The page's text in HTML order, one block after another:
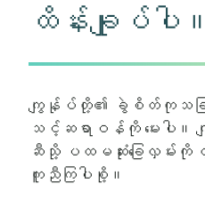
ထိန်းချုပ်ပါ။
ကျွန်ုပ်တို့၏ ခွဲစိတ်ကုသခြင်
သင့်ဆရာဝန်ကို မေးပါ။ ကျန်
ဆီသို့ ပထမဆုံးခြေလှမ်း
ကူညီကြပါစို့။